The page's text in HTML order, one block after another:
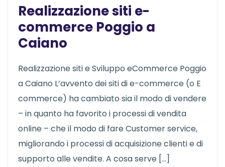
Realizzazione siti e-
commerce Poggio a
Caiano
Realizzazione siti e Sviluppo eCommerce Poggio
a Caiano L’avvento dei siti di e-commerce (o E
commerce) ha cambiato sia il modo di vendere
– in quanto ha favorito i processi di vendita
online – che il modo di fare Customer service,
migliorando i processi di acquisizione clienti e di
supporto alle vendite. A cosa serve […]